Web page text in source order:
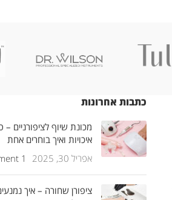
כתבות אחרונות
מכונת שיוף לציפורניים –
איכויות ואיך בוחרים אחת
אפריל 30, 2025
1 Comment
ציפורן שחורה – איך